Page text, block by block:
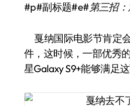
#p#副标题#e#第三招
戛纳国际电影节肯定
件，这时候，一部优秀
星Galaxy S9+能够满足这